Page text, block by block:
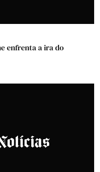
enfrenta a ira do